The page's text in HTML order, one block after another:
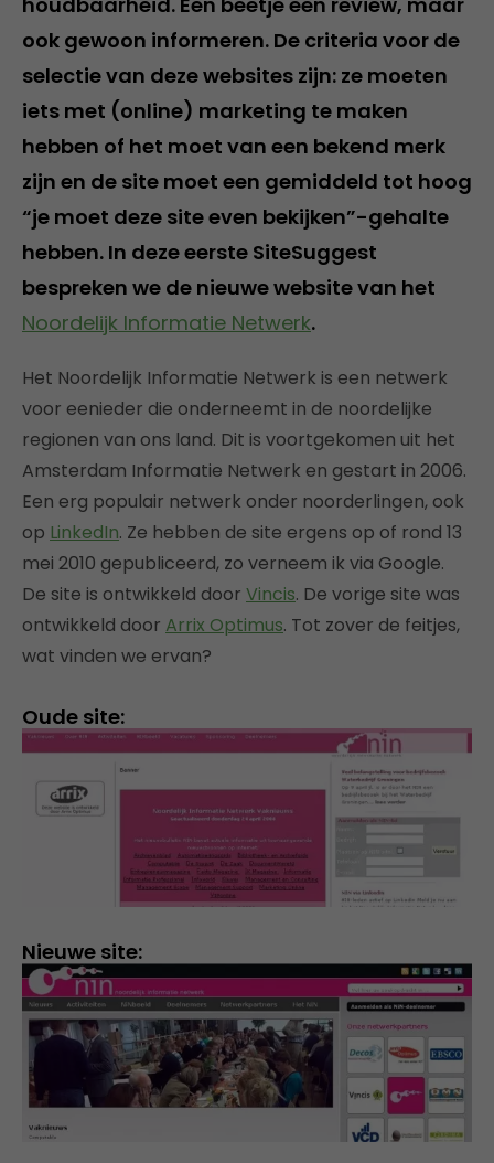
ook gewoon informeren. De criteria voor de
selectie van deze websites zijn: ze moeten
iets met (online) marketing te maken
hebben of het moet van een bekend merk
zijn en de site moet een gemiddeld tot hoog
“je moet deze site even bekijken”-gehalte
hebben. In deze eerste SiteSuggest
bespreken we de nieuwe website van het
Noordelijk Informatie Netwerk.
Het Noordelijk Informatie Netwerk is een netwerk
voor eenieder die onderneemt in de noordelijke
regionen van ons land. Dit is voortgekomen uit het
Amsterdam Informatie Netwerk en gestart in 2006.
Een erg populair netwerk onder noorderlingen, ook
op LinkedIn. Ze hebben de site ergens op of rond 13
mei 2010 gepubliceerd, zo verneem ik via Google.
De site is ontwikkeld door Vincis. De vorige site was
ontwikkeld door Arrix Optimus. Tot zover de feitjes,
wat vinden we ervan?
Oude site:
Nieuwe site: